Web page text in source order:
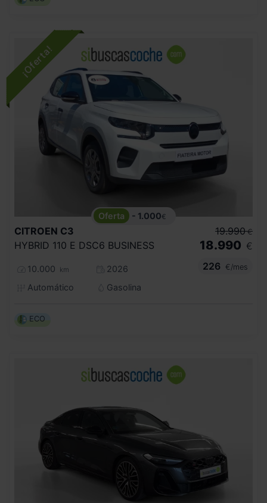
- 1.000€
CITROEN C3
HYBRID 110 E DSC6 BUSINESS
10.000 km
2026
Automático
Gasolina
19.990 €
18.990 €
226
€/mes
ECO